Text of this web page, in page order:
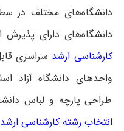
دانشگاه‌های مختلف در
دانشگاه‌های دارای پذیرش
کارشناسی ارشد سراسری
واحدهای دانشگاه آزاد
طراحی پارچه و لباس
انتخاب رشته کارشناسی ارشد